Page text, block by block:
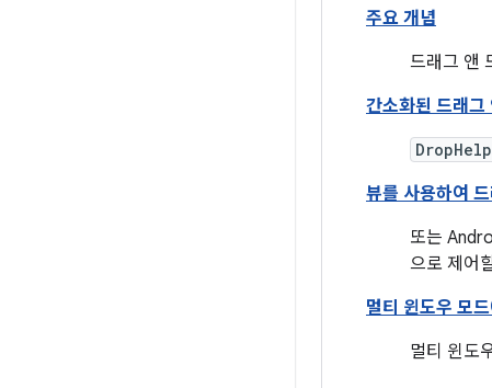
주요 개념
드래그 앤
간소화된 드래
뷰를 사용하여
또는
으로 제어
멀티 윈도우 모
멀티 윈도